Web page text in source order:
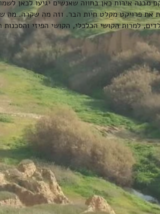
מבנה אירוח כאן בחווה שאנשים יגיעו לכאן
את פרויקט מקלט חיות הבר. וזה מה שקרה.מה
למרות הקושי הכלכלי, הקושי הפיזי